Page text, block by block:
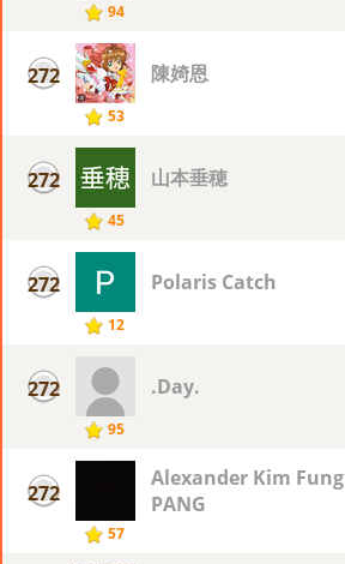
94
272
53
陳婍恩
272
45
山本垂穂
272
12
Polaris Catch
272
95
.Day.
272
57
Alexander Kim Fung
PANG